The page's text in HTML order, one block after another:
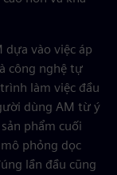
vào việc áp
công nghệ tự
làm việc đầu
dùng AM từ ý
phẩm cuối
phỏng dọc
lần đầu cũng